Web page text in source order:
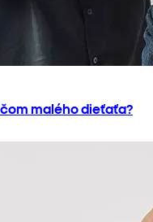
malého dieťaťa?